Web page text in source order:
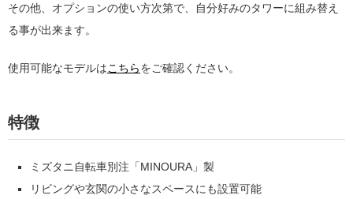
その他、オプションの使い方次第で、自分好みのタワーに組み替え
る事が出来ます。
使用可能なモデルはこちらをご確認ください。
特徴
ミズタニ自転車別注「MINOURA」製
リビングや玄関の小さなスペースにも設置可能